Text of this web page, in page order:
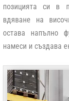
позицията си в
вдяване на
остава напълно
намеси и създава